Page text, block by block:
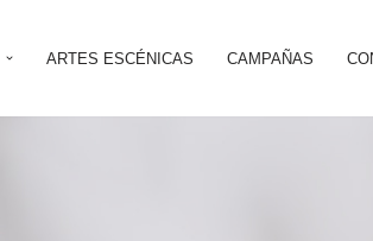
ARTES ESCÉNICAS CAMPAÑAS